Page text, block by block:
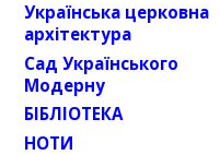
Українська церковна
архітектура
Сад Українського
Модерну
БІБЛІОТЕКА
НОТИ